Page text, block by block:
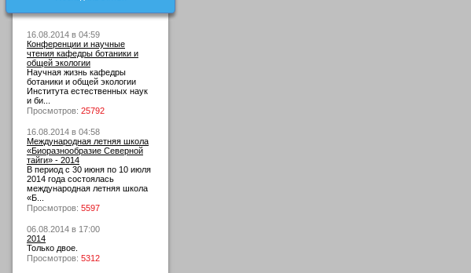
16.08.2014 в 04:59
Конференции и научные
чтения кафедры ботаники и
общей экологии
Научная жизнь кафедры
ботаники и общей экологии
Института естественных наук
и би...
Просмотров: 25792
16.08.2014 в 04:58
Международная летняя школа
«Биоразнообразие Северной
тайги» - 2014
В период с 30 июня по 10 июля
2014 года состоялась
международная летняя школа
«Б...
Просмотров: 5597
06.08.2014 в 17:00
2014
Только двое.
Просмотров: 5312